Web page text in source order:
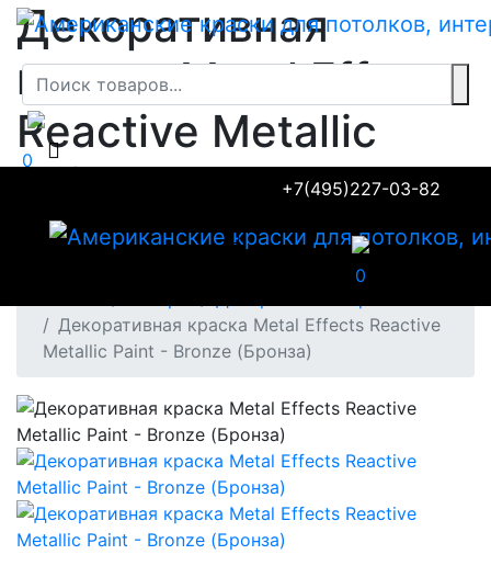
0
+7(495)227-03-82
0
Декоративная
краска Metal Effects
Reactive Metallic
Paint - Bronze
(Бронза)
Декоративная краска Metal Effects Reactive
Metallic Paint - Bronze (Бронза)